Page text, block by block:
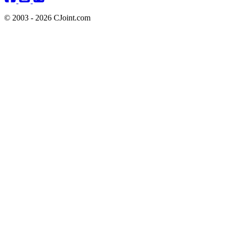
© 2003 - 2026 CJoint.com